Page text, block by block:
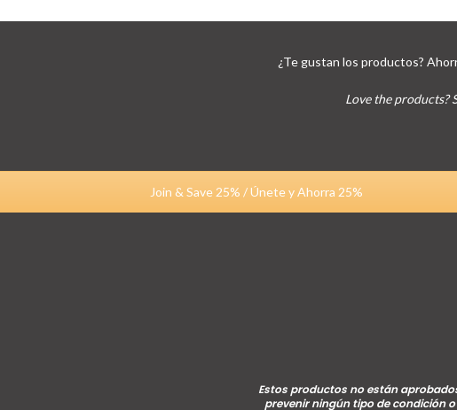
¿Te gustan los productos?
Love the products?
Join & Save 25% / Únete y Ahorra 25%
Estos productos no están
prevenir ningún tipo de condición